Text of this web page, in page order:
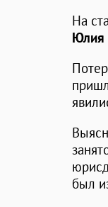
На
Юлия
был